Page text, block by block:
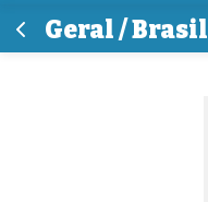
Geral / Brasil